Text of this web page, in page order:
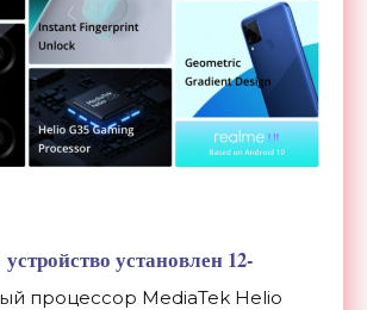
установлен 12-
процессор MediaTek Helio